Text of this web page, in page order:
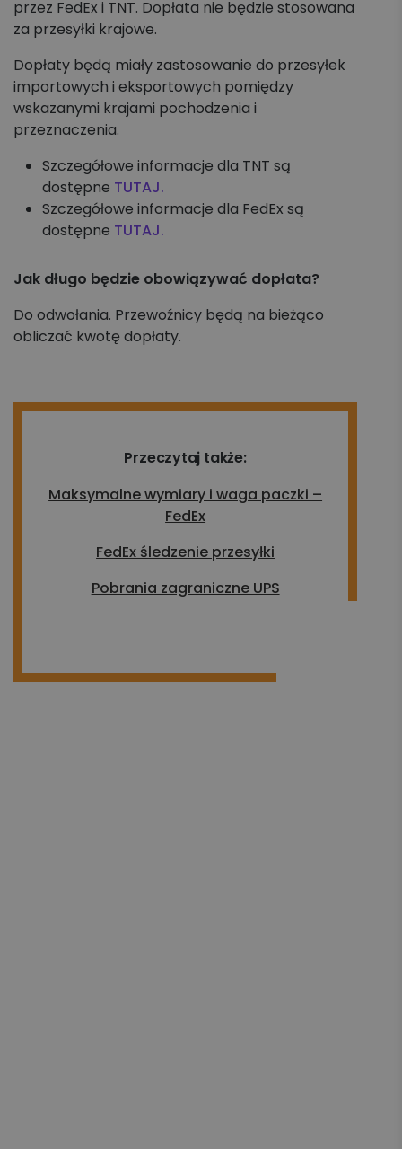
przez FedEx i TNT. Dopłata nie będzie stosowana
za przesyłki krajowe.
Dopłaty będą miały zastosowanie do przesyłek
importowych i eksportowych pomiędzy
wskazanymi krajami pochodzenia i
przeznaczenia.
Szczegółowe informacje dla TNT są
dostępne TUTAJ.
Szczegółowe informacje dla FedEx są
dostępne TUTAJ.
Jak długo będzie obowiązywać dopłata?
Do odwołania. Przewoźnicy będą na bieżąco
obliczać kwotę dopłaty.
Przeczytaj także:
Maksymalne wymiary i waga paczki –
FedEx
FedEx śledzenie przesyłki
Pobrania zagraniczne UPS